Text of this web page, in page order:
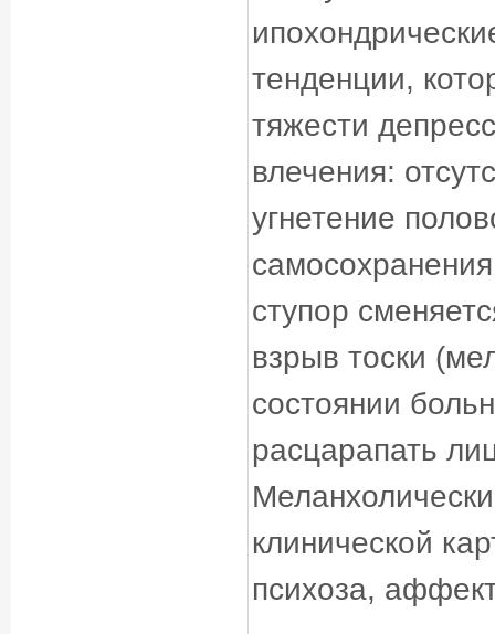
тенденции,
тяжести
влечения:
угнетение
ступор
взрыв тоски
состоянии
расцарапать
клинической
психоза,